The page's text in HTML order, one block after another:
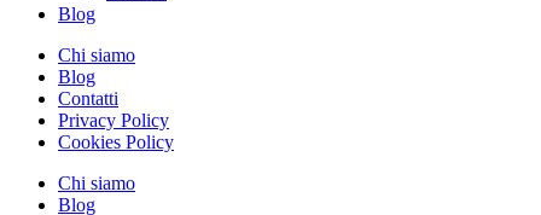
Blog
Chi siamo
Blog
Contatti
Privacy Policy
Cookies Policy
Chi siamo
Blog